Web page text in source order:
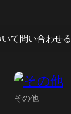
て問い合わせる
その他